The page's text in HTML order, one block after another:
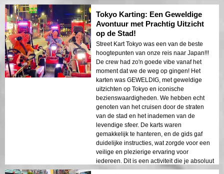
van de stad van dichtbij konden ervaren.
De vriendelijke houding van de gids en de
duidelijke instructies maakten de ervaring
nog aangenamer. Als je van rijden houdt en
Tokio op een leuke en spannende manier
wilt verkennen, raad ik dit ten zeerste aan.
Het is een perfecte activiteit voor
avontuurlijke zoekers en degenen die op
zoek zijn naar een unieke
sightseeingervaring. Cruisen door de
straten van de stad in een go-kart is een
onvergetelijke manier om de energie en
charme van Tokio te ervaren. Het is een
must-do voor iedereen die op zoek is naar
een unieke en spannende avontuur in
Tokio.
Tokyo Karting: Een Geweldige
Avontuur met Prachtig Uitzicht
op de Stad!
Street Kart Tokyo was een van de beste
hoogtepunten van onze reis naar Japan!!!
De crew had zo'n goede vibe vanaf het
moment dat we de weg op gingen! Het
karten was GEWELDIG, met geweldige
uitzichten op Tokyo en iconische
bezienswaardigheden. We hebben echt
genoten van het cruisen door de straten
van de stad en het inademen van de
levendige sfeer. De karts waren
gemakkelijk te hanteren, en de gids gaf
duidelijke instructies, wat zorgde voor een
veilige en plezierige ervaring voor
iedereen. Dit is een activiteit die je absoluut
moet doen als je Tokyo bezoekt en op zoek